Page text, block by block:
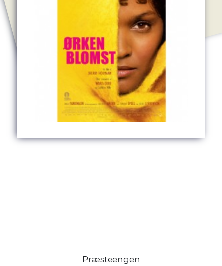
Præsteengen